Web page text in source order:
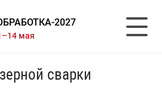
2027
мая
сварки